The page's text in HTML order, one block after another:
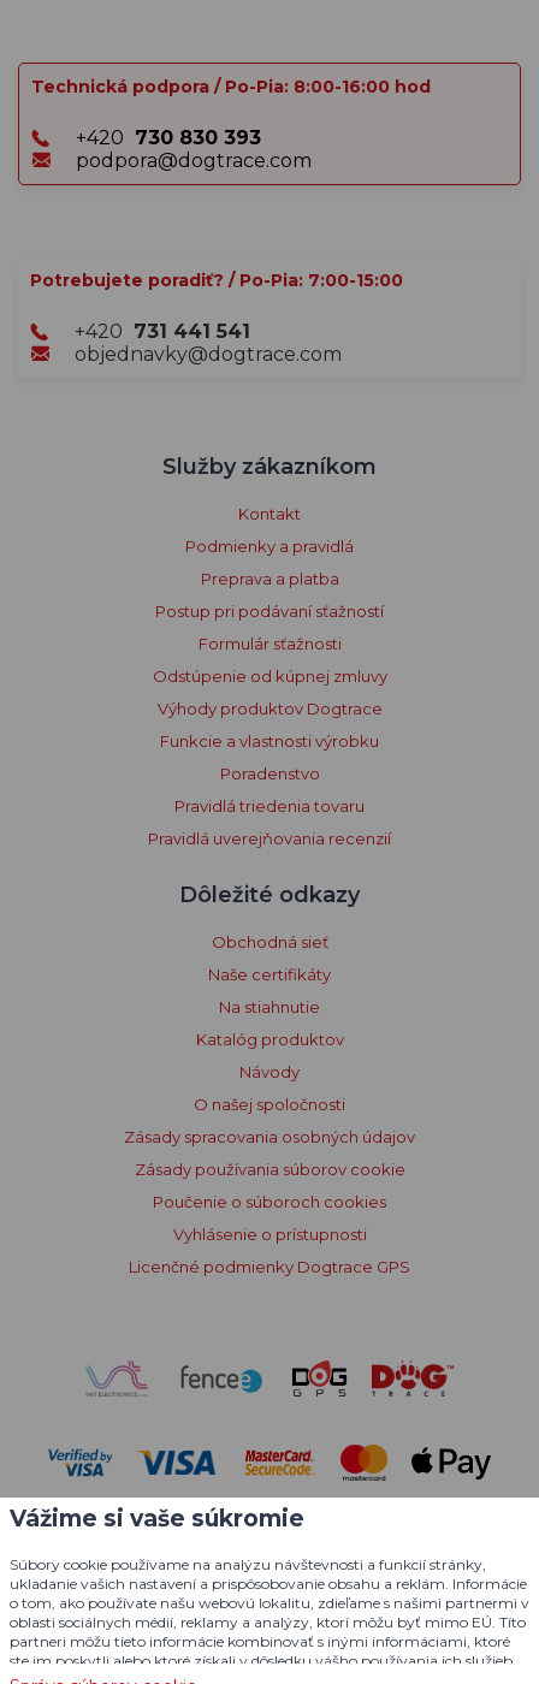
Technická podpora / Po-Pia: 8:00-16:00 hod
+420 730 830 393
podpora@dogtrace.com
Potrebujete poradiť? / Po-Pia: 7:00-15:00
+420 731 441 541
objednavky@dogtrace.com
Služby zákazníkom
Kontakt
Podmienky a pravidlá
Preprava a platba
Postup pri podávaní sťažností
Formulár sťažnosti
Odstúpenie od kúpnej zmluvy
Výhody produktov Dogtrace
Funkcie a vlastnosti výrobku
Poradenstvo
Pravidlá triedenia tovaru
Pravidlá uverejňovania recenzií
Dôležité odkazy
Obchodná sieť
Naše certifikáty
Na stiahnutie
Katalóg produktov
Návody
O našej spoločnosti
Zásady spracovania osobných údajov
Zásady používania súborov cookie
Poučenie o súboroch cookies
Vyhlásenie o prístupnosti
Licenčné podmienky Dogtrace GPS
© 2004 - 2026 VNT electronics s.r.o., všetky práva vyhradené
Grafický dizajn KošnarDesign.cz
Vážime si vaše súkromie
Súbory cookie používame na analýzu návštevnosti a funkcií stránky,
ukladanie vašich nastavení a prispôsobovanie obsahu a reklám. Informácie
o tom, ako používate našu webovú lokalitu, zdieľame s našimi partnermi v
oblasti sociálnych médií, reklamy a analýzy, ktorí môžu byť mimo EÚ. Títo
partneri môžu tieto informácie kombinovať s inými informáciami, ktoré
ste im poskytli alebo ktoré získali v dôsledku vášho používania ich služieb.
Podrobné informácie